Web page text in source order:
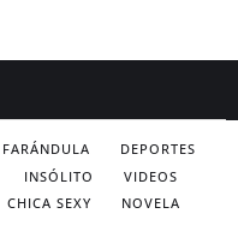
FARÁNDULA
DEPORTES
INSÓLITO
VIDEOS
CHICA SEXY NOVELA